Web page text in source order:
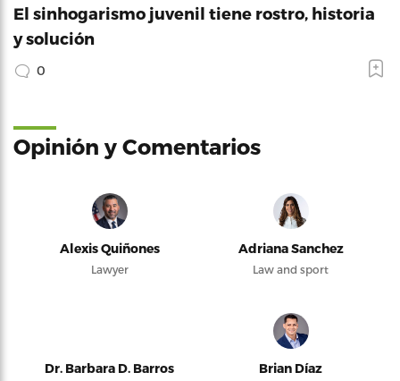
El sinhogarismo juvenil tiene rostro, historia
y solución
0
Opinión y Comentarios
Alexis Quiñones
Lawyer
Adriana Sanchez
Law and sport
Dr. Barbara D. Barros Brian Díaz